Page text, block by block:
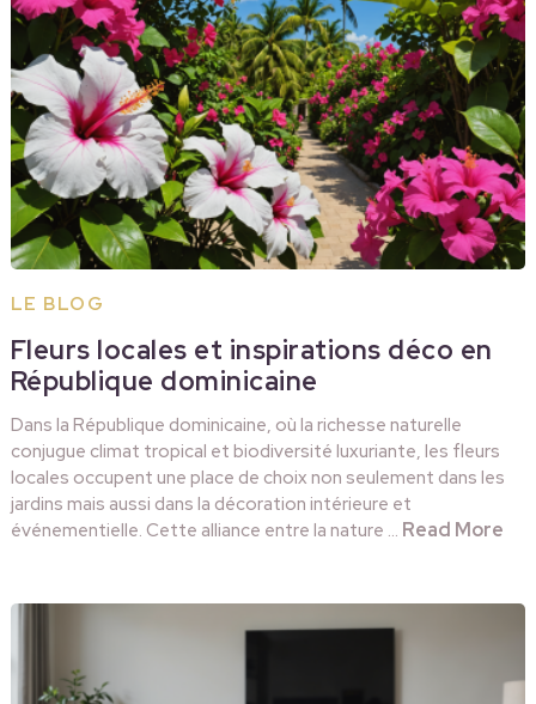
LE BLOG
Fleurs locales et inspirations déco en
République dominicaine
Dans la République dominicaine, où la richesse naturelle
conjugue climat tropical et biodiversité luxuriante, les fleurs
locales occupent une place de choix non seulement dans les
jardins mais aussi dans la décoration intérieure et
événementielle. Cette alliance entre la nature … Read More